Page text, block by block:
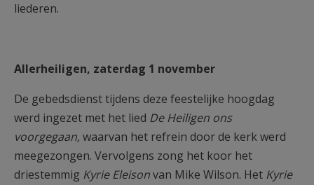
liederen.
Allerheiligen, zaterdag 1 november
De gebedsdienst tijdens deze feestelijke hoogdag
werd ingezet met het lied De Heiligen ons
voorgegaan, waarvan het refrein door de kerk werd
meegezongen. Vervolgens zong het koor het
driestemmig Kyrie Eleisonvan Mike Wilson. Het Kyrie